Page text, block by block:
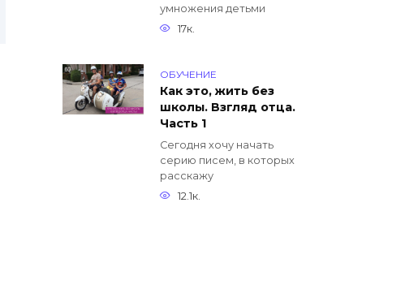
умножения детьми
17к.
ОБУЧЕНИЕ
Как это, жить без
школы. Взгляд отца.
Часть 1
Сегодня хочу начать
серию писем, в которых
расскажу
12.1к.